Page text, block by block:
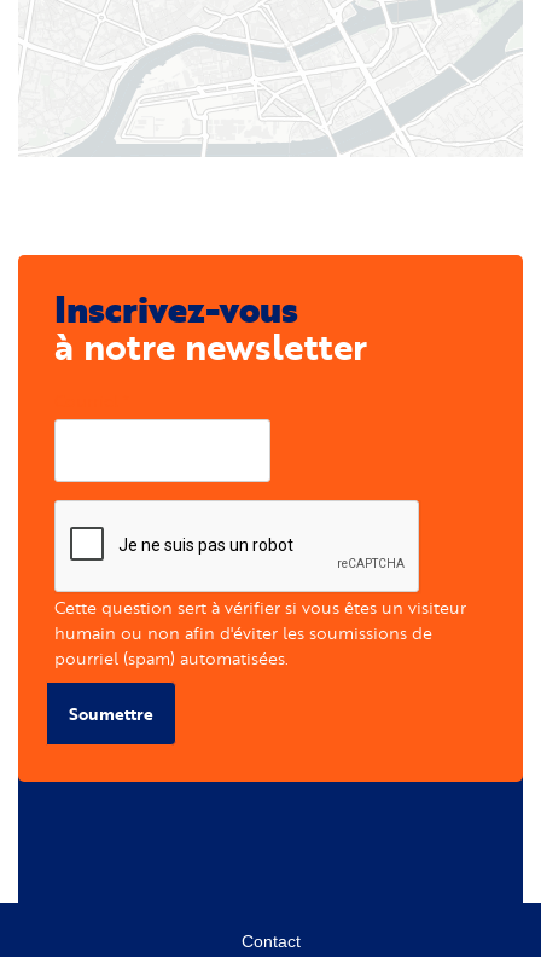
Inscrivez-vous
à notre newsletter
Cette question sert à vérifier si vous êtes un visiteur
humain ou non afin d'éviter les soumissions de
pourriel (spam) automatisées.
Soumettre
Contact